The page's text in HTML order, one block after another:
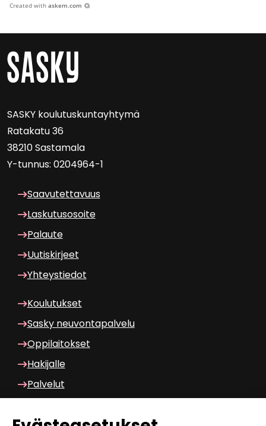
Created with askem.com
SASKY kou­lu­tus­kun­tayh­ty­mä
Ra­ta­ka­tu 36
38210 Sas­ta­ma­la
Y-​tunnus: 0204964-1
Saa­vu­tet­ta­vuus
Las­ku­tuso­soi­te
Pa­lau­te
Uu­tis­kir­jeet
Yh­teys­tie­dot
Kou­lu­tuk­set
Sasky neu­von­ta­pal­ve­lu
Op­pi­lai­tok­set
Ha­ki­jal­le
Pal­ve­lut